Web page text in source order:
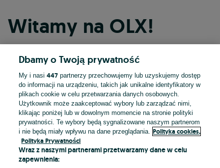
Witamy na OLX!
Kontynuuj przez Facebooka
Kontynuuj przez konto Apple
Kontynuuj przez konto Google
LUB
Dbamy o Twoją prywatność
My i nasi447 partnerzy przechowujemy lub uzyskujemy dostęp
do informacji na urządzeniu, takich jak unikalne identyfikatory w
plikach cookie w celu przetwarzania danych osobowych.
Użytkownik może zaakceptować wybory lub zarządzać nimi,
klikając poniżej lub w dowolnym momencie na stronie polityki
prywatności. Te wybory będą sygnalizowane naszym partnerom
i nie będą miały wpływu na dane przeglądania.
Polityka cookies,
Polityka Prywatności
Wraz z naszymi partnerami przetwarzamy dane w celu
zapewnienia: